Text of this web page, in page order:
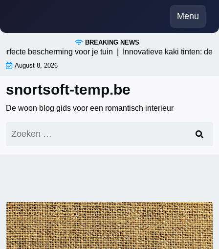
content
Menu
BREAKING NEWS
bescherming voor je tuin |Innovatieve kaki tinten: de
August 8, 2026
snortsoft-temp.be
De woon blog gids voor een romantisch interieur
naar: